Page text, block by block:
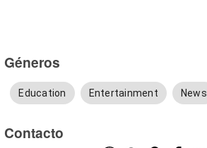
Géneros
Education Entertainment News
Contacto